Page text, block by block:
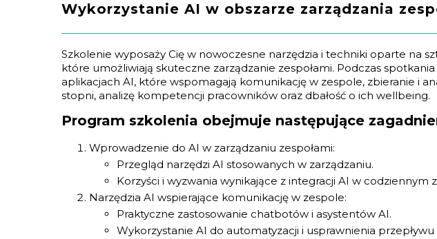
Wykorzystanie AI w obszarze zarządzania
Szkolenie wyposaży Cię w nowoczesne narzędzia i techniki oparte na
które umożliwiają skuteczne zarządzanie zespołami. Podczas
aplikacjach AI, które wspomagają komunikację w zespole, zbieranie i
stopni, analizę kompetencji pracowników oraz dbałość o ich wellbeing.
Program szkolenia obejmuje następujące
Wprowadzenie do AI w zarządzaniu zespołami:
Przegląd narzędzi AI stosowanych w zarządzaniu.
Korzyści i wyzwania wynikające z integracji AI w codziennym
Narzędzia AI wspierające komunikację w zespole:
Praktyczne zastosowanie chatbotów i asystentów AI.
Wykorzystanie AI do automatyzacji i usprawnienia przepływu